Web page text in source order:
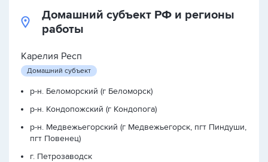
Домашний субъект РФ и регионы
работы
Карелия Респ
Домашний субъект
р-н. Беломорский (г Беломорск)
р-н. Кондопожский (г Кондопога)
р-н. Медвежьегорский (г Медвежьегорск, пгт Пиндуши,
пгт Повенец)
г. Петрозаводск